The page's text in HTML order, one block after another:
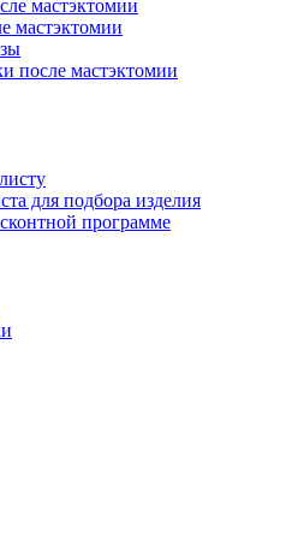
мастэктомии
мастэктомии
после мастэктомии
для подбора изделия
программе